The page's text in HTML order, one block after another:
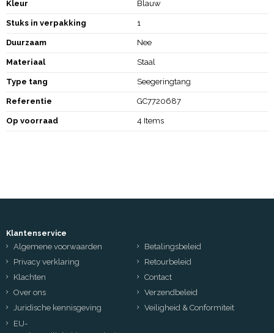
Kleur Blauw
Stuks in verpakking 1
Duurzaam Nee
Materiaal Staal
Type tang Seegeringtang
Referentie GC7720687
Op voorraad 4 Items
Klantenservice
Algemene voorwaarden
Betalingsbeleid
Privacy verklaring
Retourbeleid
Klachten
Contact
Over ons
Verzendbeleid
Juridische kennisgeving
Veiligheid & Conformiteit
EU-